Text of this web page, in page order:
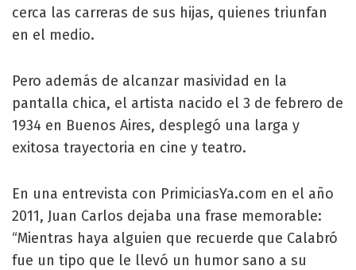
cerca las carreras de sus hijas, quienes triunfan
en el medio.
Pero además de alcanzar masividad en la
pantalla chica, el artista nacido el 3 de febrero de
1934 en Buenos Aires, desplegó una larga y
exitosa trayectoria en cine y teatro.
En una entrevista con PrimiciasYa.com en el año
2011, Juan Carlos dejaba una frase memorable:
“Mientras haya alguien que recuerde que Calabró
fue un tipo que le llevó un humor sano a su